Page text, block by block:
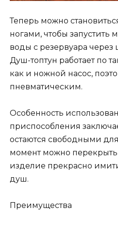
Теперь можно
ногами, чтобы запустить
воды с резервуара через
Душ-топтун работает по
как и ножной насос,
пневматическим.
Особенность
приспособления
остаются свободными
момент можно перекрыть
изделие прекрасно
душ.
Преимущества